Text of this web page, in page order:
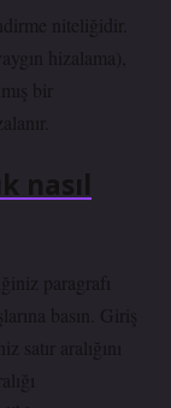
niteliğidir.
hizalama),
bir
nasıl
paragrafı
basın. Giriş
aralığını